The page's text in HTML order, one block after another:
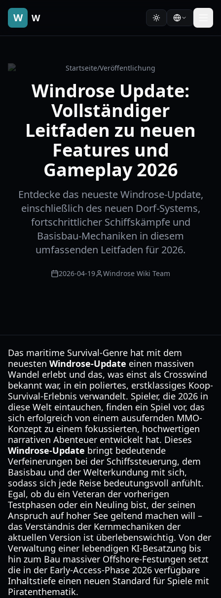
W W
Startseite/Veröffentlichung
Windrose Update:
Vollständiger
Leitfaden zu neuen
Features und
Gameplay 2026
Entdecke das neueste Windrose-Update,
einschließlich des neuen Dorf-Systems,
fortschrittlicher Schiffskämpfe und
Basisbau-Mechaniken in diesem
umfassenden Leitfaden für 2026.
2026-04-19 Windrose Wiki Team
Das maritime Survival-Genre hat mit dem
neuesten Windrose-Update einen massiven
Wandel erlebt und das, was einst als Crosswind
bekannt war, in ein poliertes, erstklassiges Koop-
Survival-Erlebnis verwandelt. Spieler, die 2026 in
diese Welt eintauchen, finden ein Spiel vor, das
sich erfolgreich von einem ausufernden MMO-
Konzept zu einem fokussierten, hochwertigen
narrativen Abenteuer entwickelt hat. Dieses
Windrose-Update bringt bedeutende
Verfeinerungen bei der Schiffssteuerung, dem
Basisbau und der Welterkundung mit sich,
sodass sich jede Reise bedeutungsvoll anfühlt.
Egal, ob du ein Veteran der vorherigen
Testphasen oder ein Neuling bist, der seinen
Anspruch auf hoher See geltend machen will –
das Verständnis der Kernmechaniken der
aktuellen Version ist überlebenswichtig. Von der
Verwaltung einer lebendigen KI-Besatzung bis
hin zum Bau massiver Offshore-Festungen setzt
die in der Early-Access-Phase 2026 verfügbare
Inhaltstiefe einen neuen Standard für Spiele mit
Piratenthematik.